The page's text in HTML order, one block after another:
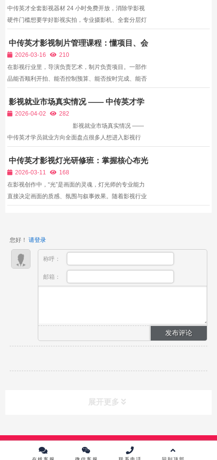
中传英才全套影视器材 24 小时免费开放，消除学影视
硬件门槛想要学好影视实拍，专业摄影机、全套分层灯
础，但硬件成本劝退绝大多数影视爱好者：一台入门电
影摄影机搭配镜头预算数万，全套影视灯具、控光附件
动辄十几...
中传英才影视制片管理课程：懂项目、会
统筹、能落地的影视核心人才
2026-03-16
210
在影视行业里，导演负责艺术，制片负责项目。一部作
品能否顺利开拍、能否控制预算、能否按时完成、能否
总指挥，也是行业内最稳定、最容易晋升、最容易接触
资源的岗位。2026年，短剧、网剧、宣传片、短视频
影视就业市场真实情况 —— 中传英才学
员就业方向全面盘点
2026-04-02
282
影视就业市场真实情况 ——
中传英才学员就业方向全面盘点很多人想进入影视行
薪资怎么样？好不好找工作？晋升路径是什么？中传英
才影视教育多年对接一线市场，为大量学...
中传英才影视灯光研修班：掌握核心布光
技巧，成为影视行业稀缺灯光师
2026-03-11
168
在影视创作中，“光”是画面的灵魂，灯光师的专业能力
直接决定画面的质感、氛围与叙事效果。随着影视行业
战化教学...
您好！ 请登录
称呼：
邮箱：
展开更多
Copyright © 2024 中传英才影视教育培训中心 版权所有 |